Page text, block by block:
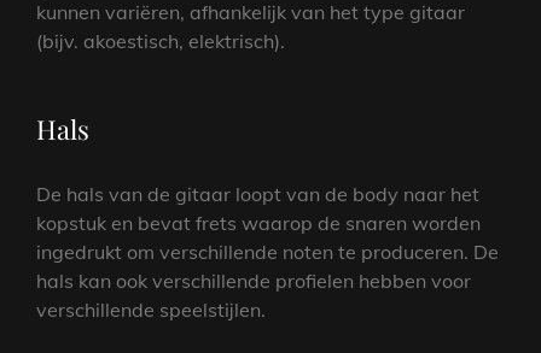
kunnen variëren, afhankelijk van het type gitaar
(bijv. akoestisch, elektrisch).
Hals
De hals van de gitaar loopt van de body naar het
kopstuk en bevat frets waarop de snaren worden
ingedrukt om verschillende noten te produceren. De
hals kan ook verschillende profielen hebben voor
verschillende speelstijlen.